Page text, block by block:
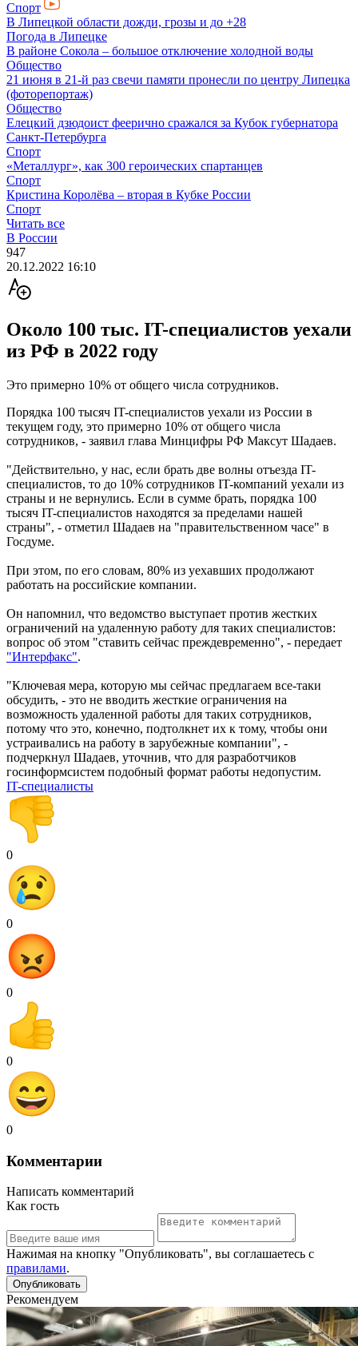
Спорт
В Липецкой области дожди, грозы и до +28
Погода в Липецке
В районе Сокола – большое отключение холодной воды
Общество
21 июня в 21-й раз свечи памяти пронесли по центру Липецка
(фоторепортаж)
Общество
Елецкий дзюдоист феерично сражался за Кубок губернатора
Санкт-Петербурга
Спорт
«Металлург», как 300 героических спартанцев
Спорт
Кристина Королёва – вторая в Кубке России
Спорт
Читать все
В России
947
20.12.2022 16:10
Около 100 тыс. IT-специалистов уехали
из РФ в 2022 году
Это примерно 10% от общего числа сотрудников.
Порядка 100 тысяч IT-специалистов уехали из России в
текущем году, это примерно 10% от общего числа
сотрудников, - заявил глава Минцифры РФ Максут Шадаев.
"Действительно, у нас, если брать две волны отъезда IT-
специалистов, то до 10% сотрудников IT-компаний уехали из
страны и не вернулись. Если в сумме брать, порядка 100
тысяч IT-специалистов находятся за пределами нашей
страны", - отметил Шадаев на "правительственном часе" в
Госдуме.
При этом, по его словам, 80% из уехавших продолжают
работать на российские компании.
Он напомнил, что ведомство выступает против жестких
ограничений на удаленную работу для таких специалистов:
вопрос об этом "ставить сейчас преждевременно", - передает
"Интерфакс".
"Ключевая мера, которую мы сейчас предлагаем все-таки
обсудить, - это не вводить жесткие ограничения на
возможность удаленной работы для таких сотрудников,
потому что это, конечно, подтолкнет их к тому, чтобы они
устраивались на работу в зарубежные компании", -
подчеркнул Шадаев, уточнив, что для разработчиков
госинформсистем подобный формат работы недопустим.
IT-специалисты
0
0
0
0
0
Комментарии
Написать комментарий
Как гость
Нажимая на кнопку "Опубликовать", вы соглашаетесь с
правилами.
Рекомендуем